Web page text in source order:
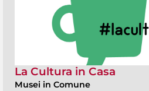
La Cultura in Casa
Musei in Comune